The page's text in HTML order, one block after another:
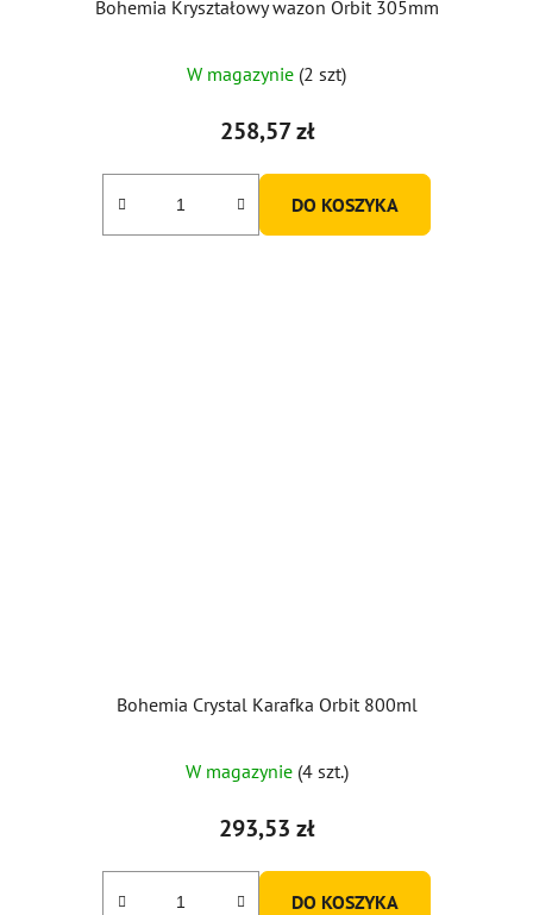
Bohemia Kryształowy wazon Orbit 305mm
W magazynie (2 szt)
258,57 zł
DO KOSZYKA
Bohemia Crystal Karafka Orbit 800ml
W magazynie (4 szt.)
293,53 zł
DO KOSZYKA